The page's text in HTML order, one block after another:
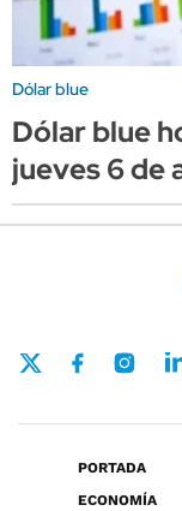
Dólar blue
Dólar blue
jueves 6 de
PORTADA
ECONOMÍA